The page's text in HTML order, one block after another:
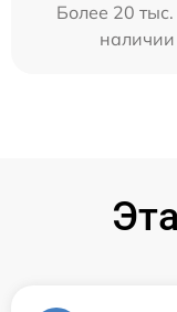
Более 20